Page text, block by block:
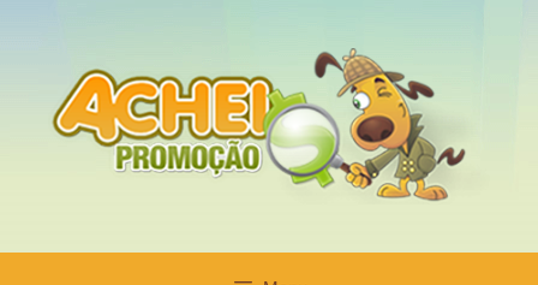
conteúdo